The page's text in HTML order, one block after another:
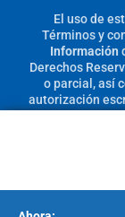
El uso de
Términos y
Información
Derechos
o parcial, así
autorización